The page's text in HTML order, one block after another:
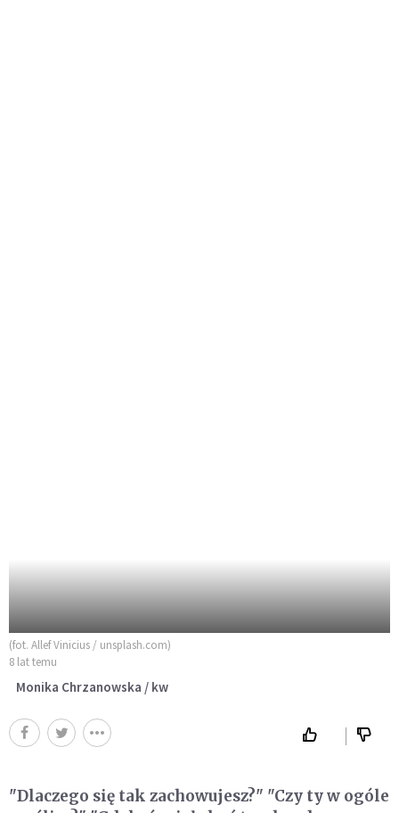
(fot. Allef Vinicius / unsplash.com)
8 lat temu
Monika Chrzanowska / kw
"Dlaczego się tak zachowujesz?" "Czy ty w ogóle